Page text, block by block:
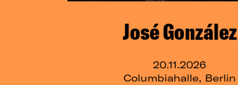
José González
20.11.2026
Columbiahalle, Berlin